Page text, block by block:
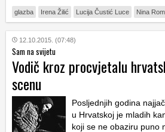
glazba Irena Žilić Lucija Čustić Luce Nina
12.10.2015. (07:48)
Sam na svijetu
Vodič kroz procvjetalu
scenu
Posljednjih godina
u Hrvatskoj je mladih
koji se ne obaziru puno